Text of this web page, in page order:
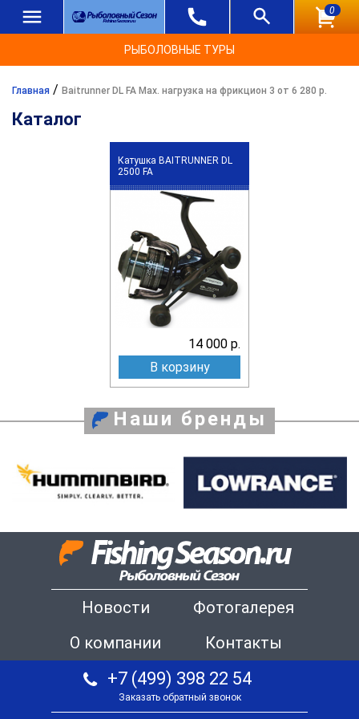
0
РЫБОЛОВНЫЕ ТУРЫ
Главная / Baitrunner DL FA Max. нагрузка на фрикцион 3 от 6 280 р.
Каталог
Катушка BAITRUNNER DL
2500 FA
14 000 р.
В корзину
Наши бренды
Новости
Фотогалерея
О компании
Контакты
+7 (499) 398 22 54
Заказать обратный звонок